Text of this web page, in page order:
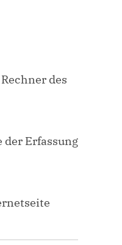
des
Erfassung